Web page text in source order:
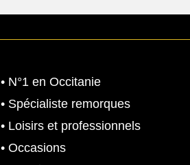
0
.
0
€
€
• N°1 en Occitanie
• Spécialiste remorques
• Loisirs et professionnels
• Occasions